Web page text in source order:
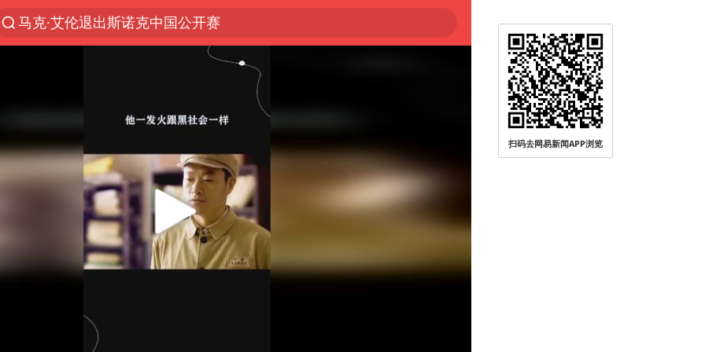
马克·艾伦退出斯诺克中国公开赛
微信又有新功能，你可以“撤回”你的撤回了！
上四休三，但降薪1000元，你接受吗？
情侣平潭拍日出坠崖1死1伤
WTT瑞典大满贯女单签表出炉
白海豚将正面袭击贯穿浙江
酒店回应车内过夜被收150元
黄金牛市回来了吗
商场现钱学森巨幅海报 负责人回应
扫码去网易新闻APP浏览